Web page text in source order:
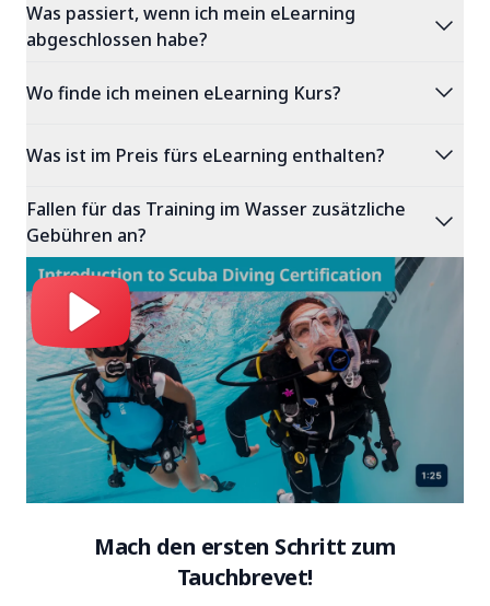
Was passiert, wenn ich mein eLearning
abgeschlossen habe?
expand_more
Wo finde ich meinen eLearning Kurs? expand_more
Was ist im Preis fürs eLearning enthalten? expand_more
Fallen für das Training im Wasser zusätzliche
Gebühren an?
expand_more
Mach den ersten Schritt zum
Tauchbrevet!